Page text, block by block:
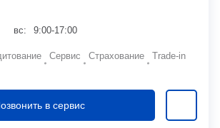
вс: 9:00-17:00
Сервис Страхование Trade-in
в сервис